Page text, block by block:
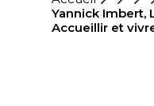
Yannick Imbert,
Accueillir et